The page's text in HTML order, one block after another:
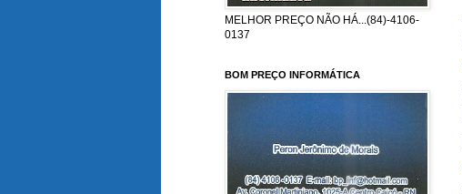
MELHOR PREÇO NÃO HÁ...(84)-4106-
0137
BOM PREÇO INFORMÁTICA